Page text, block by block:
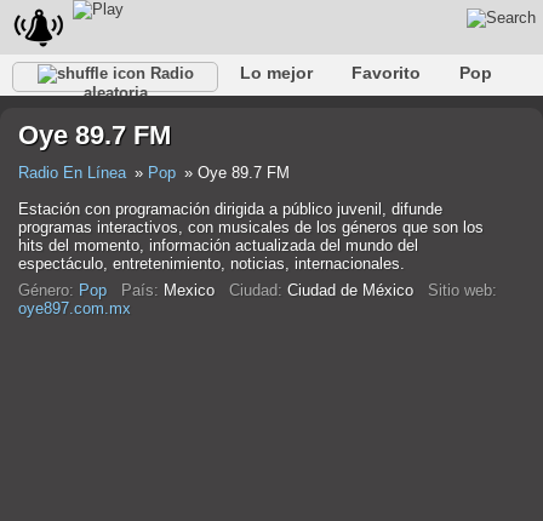
Radio
aleatoria
Lo mejor Favorito
Pop
Rap
Trans
Oye 89.7 FM
Radio En Línea Pop
Oye 89.7 FM
Estación con programación dirigida a público juvenil, difunde
programas interactivos, con musicales de los géneros que son los
hits del momento, información actualizada del mundo del
espectáculo, entretenimiento, noticias, internacionales.
Género: Pop País: Mexico Ciudad: Ciudad de México Sitio web:
oye897.com.mx